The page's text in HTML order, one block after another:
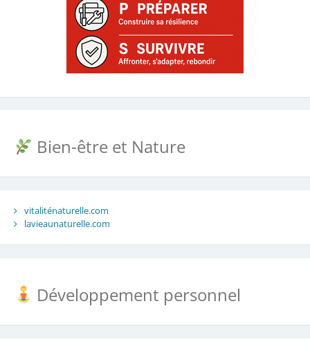
Bien-être et Nature
vitaliténaturelle.com
lavieaunaturelle.com
Développement personnel